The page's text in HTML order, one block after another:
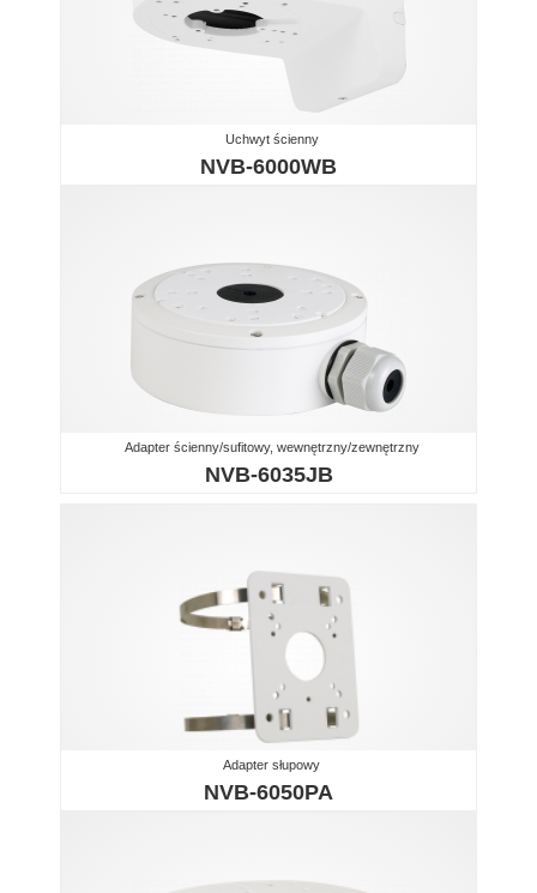
Uchwyt ścienny
NVB-6000WB
Adapter ścienny/sufitowy, wewnętrzny/zewnętrzny
NVB-6035JB
Adapter słupowy
NVB-6050PA